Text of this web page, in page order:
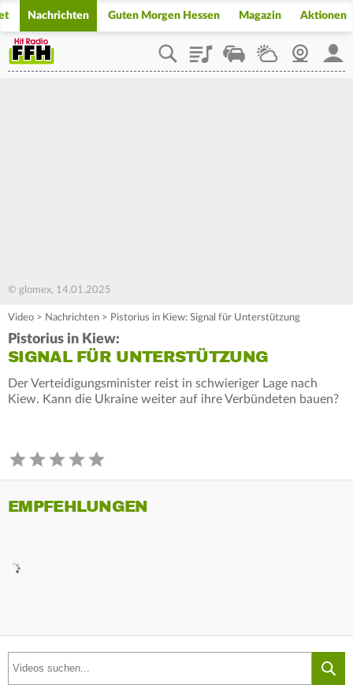
Nachrichten Guten Morgen Hessen Magazin Aktionen
PlaylistStaupilotWetterWebcam
© glomex, 14.01.2025
Video > Nachrichten > Pistorius in Kiew: Signal für Unterstützung
Pistorius in Kiew:
SIGNAL FÜR UNTERSTÜTZUNG
Der Verteidigungsminister reist in schwieriger Lage nach
Kiew. Kann die Ukraine weiter auf ihre Verbündeten bauen?
EMPFEHLUNGEN